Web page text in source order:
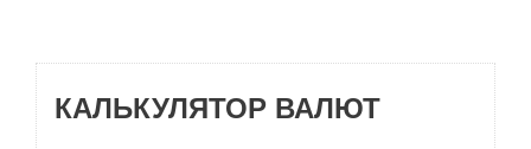
КАЛЬКУЛЯТОР ВАЛЮТ